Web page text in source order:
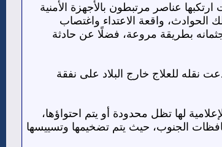
عناصر مرتبطون بالأجهزة الأمنية
الحوادث، واقعة الاعتداء واغتصاب
بطريقة مروعة، فضلًا عن حادثة
نقله للعلاج خارج البلاد على نفقة
لها تظل محدودة أو يتم احتواؤها،
الجنوب، حيث يتم تضخيمها وتسييسها